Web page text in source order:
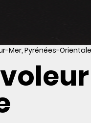
Mer, Pyrénées-